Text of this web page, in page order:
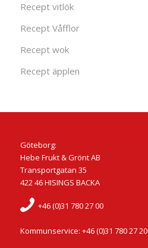
Recept vitlök
Recept Våfflor
Recept wok
Recept äpplen
Göteborg:
Hebe Frukt & Grönt AB
Transportgatan 35
422 46 HISINGS BACKA
+46 (0)31 780 27 00
Kommunservice: +46 (0)31 780 27 20